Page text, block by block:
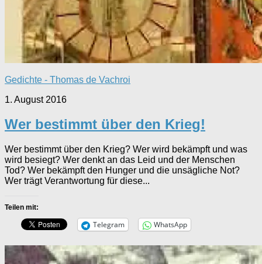
Gedichte - Thomas de Vachroi
1. August 2016
Wer bestimmt über den Krieg!
Wer bestimmt über den Krieg? Wer wird bekämpft und was
wird besiegt? Wer denkt an das Leid und der Menschen
Tod? Wer bekämpft den Hunger und die unsägliche Not?
Wer trägt Verantwortung für diese...
Teilen mit:
Telegram WhatsApp